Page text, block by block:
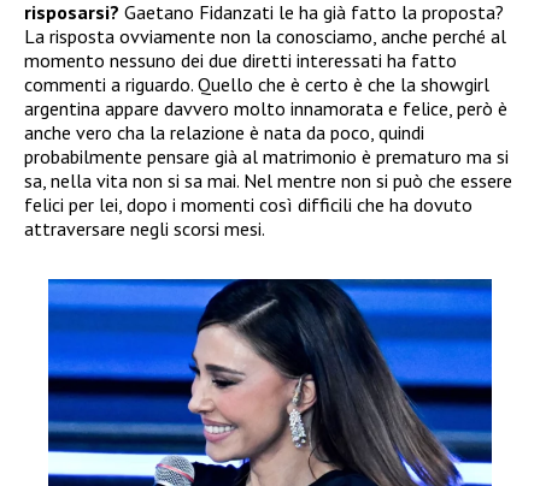
risposarsi? Gaetano Fidanzati le ha già fatto la proposta?
La risposta ovviamente non la conosciamo, anche perché al
momento nessuno dei due diretti interessati ha fatto
commenti a riguardo. Quello che è certo è che la showgirl
argentina appare davvero molto innamorata e felice, però è
anche vero cha la relazione è nata da poco, quindi
probabilmente pensare già al matrimonio è prematuro ma si
sa, nella vita non si sa mai. Nel mentre non si può che essere
felici per lei, dopo i momenti così difficili che ha dovuto
attraversare negli scorsi mesi.